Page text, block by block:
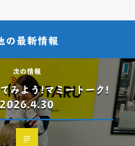
の最新情報
次の情報
みよう!マミートーク!
2026.4.30